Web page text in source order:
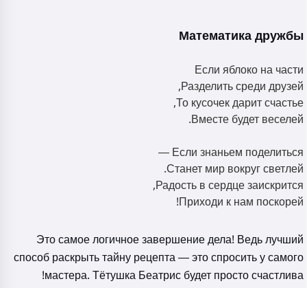
Математика дружбы
Если яблоко на части
Разделить среди друзей,
То кусочек дарит счастье,
Вместе будет веселей.
Если знаньем поделиться —
Станет мир вокруг светлей.
Радость в сердце заискрится,
Приходи к нам поскорей!
Это самое логичное завершение дела! Ведь лучший
способ раскрыть тайну рецепта — это спросить у самого
мастера. Тётушка Беатрис будет просто счастлива!